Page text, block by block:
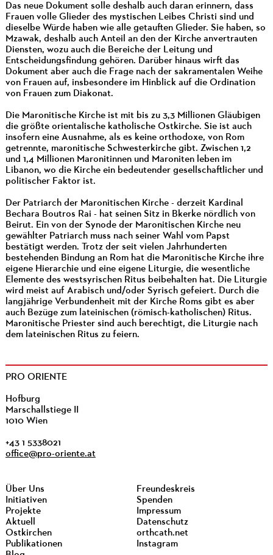
Das neue Dokument solle deshalb auch daran erinnern, dass
Frauen volle Glieder des mystischen Leibes Christi sind und
dieselbe Würde haben wie alle getauften Glieder. Sie haben, so
Mzawak, deshalb auch Anteil an den der Kirche anvertrauten
Diensten, wozu auch die Bereiche der Leitung und
Entscheidungsfindung gehören. Darüber hinaus wirft das
Dokument aber auch die Frage nach der sakramentalen Weihe
von Frauen auf, insbesondere im Hinblick auf die Ordination
von Frauen zum Diakonat.
Die Maronitische Kirche ist mit bis zu 3,3 Millionen Gläubigen
die größte orientalische katholische Ostkirche. Sie ist auch
insofern eine Ausnahme, als es keine orthodoxe, von Rom
getrennte, maronitische Schwesterkirche gibt. Zwischen 1,2
und 1,4 Millionen Maronitinnen und Maroniten leben im
Libanon, wo die Kirche ein bedeutender gesellschaftlicher und
politischer Faktor ist.
Der Patriarch der Maronitischen Kirche - derzeit Kardinal
Bechara Boutros Rai - hat seinen Sitz in Bkerke nördlich von
Beirut. Ein von der Synode der Maronitischen Kirche neu
gewählter Patriarch muss nach seiner Wahl vom Papst
bestätigt werden. Trotz der seit vielen Jahrhunderten
bestehenden Bindung an Rom hat die Maronitische Kirche ihre
eigene Hierarchie und eine eigene Liturgie, die wesentliche
Elemente des westsyrischen Ritus beibehalten hat. Die Liturgie
wird meist auf Arabisch und/oder Syrisch gefeiert. Durch die
langjährige Verbundenheit mit der Kirche Roms gibt es aber
auch Bezüge zum lateinischen (römisch-katholischen) Ritus.
Maronitische Priester sind auch berechtigt, die Liturgie nach
dem lateinischen Ritus zu feiern.
PRO ORIENTE
Hofburg
Marschallstiege II
1010 Wien
+43 1 5338021
office@pro-oriente.at
Über Uns
Initiativen
Projekte
Aktuell
Ostkirchen
Publikationen
Freundeskreis
Spenden
Impressum
Datenschutz
orthcath.net
Instagram